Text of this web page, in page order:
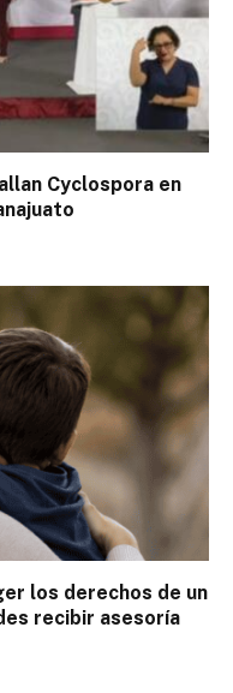
Cyclospora en
los derechos de un
recibir asesoría